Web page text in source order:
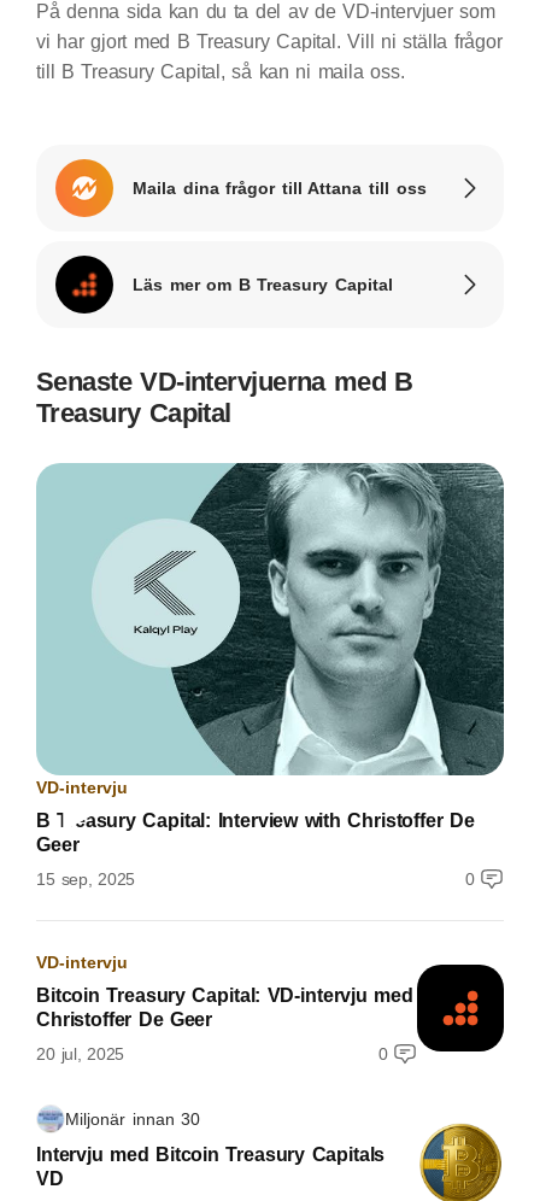
På denna sida kan du ta del av de VD-intervjuer som
vi har gjort med B Treasury Capital. Vill ni ställa frågor
till B Treasury Capital, så kan ni maila oss.
Maila dina frågor till Attana till oss
Läs mer om B Treasury Capital
Senaste VD-intervjuerna med B
Treasury Capital
VD-intervju
B Treasury Capital: Interview with Christoffer De
Geer
15 sep, 2025 0
VD-intervju
Bitcoin Treasury Capital: VD-intervju med
Christoffer De Geer
20 jul, 2025 0
Miljonär innan 30
Intervju med Bitcoin Treasury Capitals
VD